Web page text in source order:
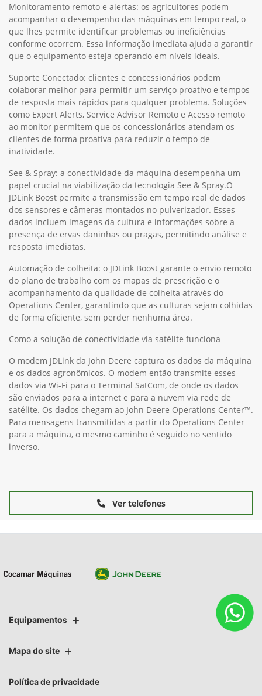
Monitoramento remoto e alertas: os agricultores podem
acompanhar o desempenho das máquinas em tempo real, o
que lhes permite identificar problemas ou ineficiências
conforme ocorrem. Essa informação imediata ajuda a garantir
que o equipamento esteja operando em níveis ideais.
Suporte Conectado: clientes e concessionários podem
colaborar melhor para permitir um serviço proativo e tempos
de resposta mais rápidos para qualquer problema. Soluções
como Expert Alerts, Service Advisor Remoto e Acesso remoto
ao monitor permitem que os concessionários atendam os
clientes de forma proativa para reduzir o tempo de
inatividade.
See & Spray: a conectividade da máquina desempenha um
papel crucial na viabilização da tecnologia See & Spray.O
JDLink Boost permite a transmissão em tempo real de dados
dos sensores e câmeras montados no pulverizador. Esses
dados incluem imagens da cultura e informações sobre a
presença de ervas daninhas ou pragas, permitindo análise e
resposta imediatas.
Automação de colheita: o JDLink Boost garante o envio remoto
do plano de trabalho com os mapas de prescrição e o
acompanhamento da qualidade de colheita através do
Operations Center, garantindo que as culturas sejam colhidas
de forma eficiente, sem perder nenhuma área.
Como a solução de conectividade via satélite funciona
O modem JDLink da John Deere captura os dados da máquina
e os dados agronômicos. O modem então transmite esses
dados via Wi-Fi para o Terminal SatCom, de onde os dados
são enviados para a internet e para a nuvem via rede de
satélite. Os dados chegam ao John Deere Operations Center™.
Para mensagens transmitidas a partir do Operations Center
para a máquina, o mesmo caminho é seguido no sentido
inverso.
Ver telefones
Equipamentos
Mapa do site
Política de privacidade